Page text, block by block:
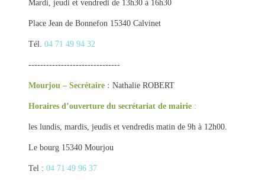
Mardi, jeudi et vendredi de 13h30 à 16h30
Place Jean de Bonnefon 15340 Calvinet
Tél. 04 71 49 94 32
-------------------------------
Mourjou – Secrétaire : Nathalie ROBERT
Horaires d’ouverture du secrétariat de mairie:
les lundis, mardis, jeudis et vendredis matin de 9h à 12h00.
Le bourg 15340 Mourjou
Tel : 04 71 49 96 37